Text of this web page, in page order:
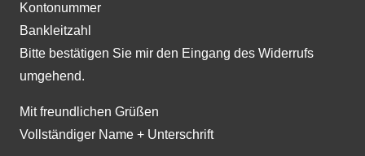
Kontonummer
Bankleitzahl
Bitte bestätigen Sie mir den Eingang des Widerrufs
umgehend.
Mit freundlichen Grüßen
Vollständiger Name + Unterschrift